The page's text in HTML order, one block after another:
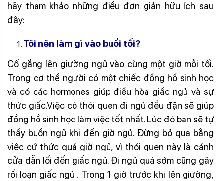
hãy tham khảo những điều đơn giản hữu ích sau
đây:
Tôi nên làm gì vào buổi tối?
Cố gắng lên giường ngủ vào cùng một giờ mỗi tối.
Trong cơ thể người có một chiếc đồng hồ sinh học
và có các hormones giúp điều hòa giấc ngủ và sự
thức giấc.Việc có thói quen đi ngủ đều đặn sẽ giúp
đồng hồ sinh học làm việc tốt nhất. Lúc đó bạn sẽ tự
thấy buồn ngủ khi đến giờ ngủ. Đừng bỏ qua bằng
việc cứ thức quá giờ ngủ, vì thói quen này là cánh
cửa dẫn lối đến giấc ngủ. Đi ngủ quá sớm cũng gây
rối loạn giấc ngủ . Trong 1 giờ trước khi lên giường,